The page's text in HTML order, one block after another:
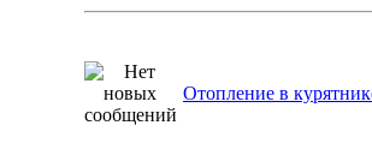
Отопление в